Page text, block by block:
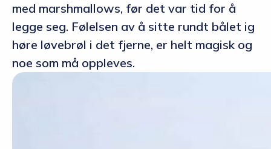
med marshmallows, før det var tid for å
legge seg. Følelsen av å sitte rundt bålet ig
høre løvebrøl i det fjerne, er helt magisk og
noe som må oppleves.